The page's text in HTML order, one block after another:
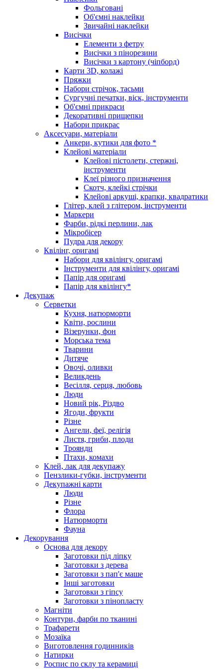
Фольговані
Об'ємні наклейки
Звичайні наклейки
Висічки
Елементи з фетру
Висічки з пінорезини
Висічки з картону (чіпборд)
Карти 3D, колажі
Пряжки
Набори стрічок, тасьми
Сургучні печатки, віск, інструменти
Об'ємні прикраси
Декоративні прищепки
Набори прикрас
Аксесуари, матеріали
Анкери, кутики для фото *
Клейові матеріали
Клейові пістолети, стержні,
інструменти
Клеї різного призначення
Скотч, клейкі стрічки
Клейові аркуші, крапки, квадратики
Глітер, клей з глітером, інструменти
Маркери
Фарби, рідкі перлини, лак
Мікробісер
Пудра для декору
Квілінг, оригамі
Набори для квілінгу, оригамі
Інструменти для квілінгу, оригамі
Папір для оригамі
Папір для квілінгу*
Декупаж
Серветки
Кухня, натюрморти
Квіти, рослини
Візерунки, фон
Морська тема
Тварини
Дитяче
Овочі, оливки
Великдень
Весілля, серця, любовь
Люди
Новий рік, Різдво
Ягоди, фрукти
Різне
Ангели, феї, релігія
Листя, гриби, плоди
Троянди
Птахи, комахи
Клей, лак для декупажу
Пензлики-губки, інструменти
Декупажні карти
Люди
Різне
Флора
Натюрморти
Фауна
Декорування
Основа для декору
Заготовки під ліпку
Заготовки з дерева
Заготовки з пап'є маше
Інші заготовки
Заготовки з гіпсу
Заготовки з пінопласту
Магніти
Контури, фарби по тканині
Трафарети
Мозаїка
Виготовлення годинників
Натирки
Роспис по склу та керамиці